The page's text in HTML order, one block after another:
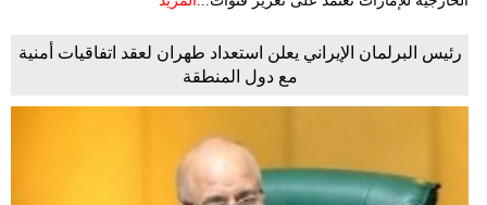
رئيس البرلمان الإيراني يعلن استعداد طهران لعقد اتفاقيات أمنية
مع دول المنطقة